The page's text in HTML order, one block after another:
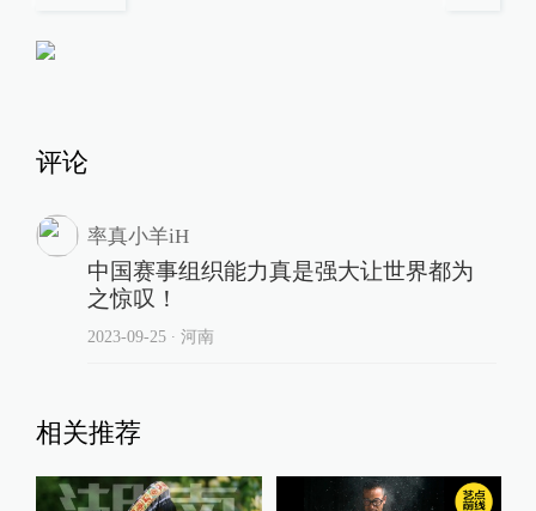
评论
率真小羊iH
中国赛事组织能力真是强大让世界都为
之惊叹！
2023-09-25∙ 河南
相关推荐